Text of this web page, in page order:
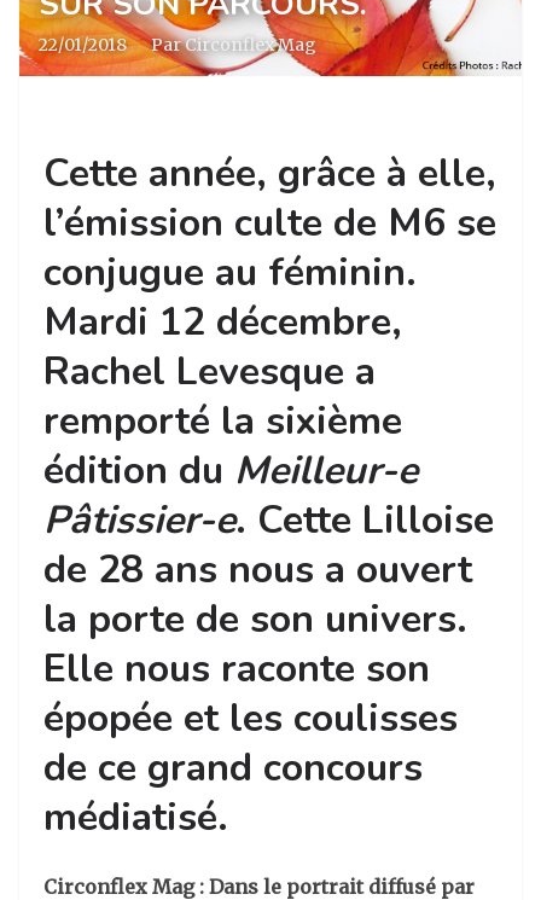
22/01/2018 · Par Circonflex Mag
Cette année, grâce à elle,
l’émission culte de M6 se
conjugue au féminin.
Mardi 12 décembre,
Rachel Levesque a
remporté la sixième
édition du Meilleur-e
Pâtissier-e. Cette Lilloise
de 28 ans nous a ouvert
la porte de son univers.
Elle nous raconte son
épopée et les coulisses
de ce grand concours
médiatisé.
Circonflex Mag : Dans le portrait diffusé par